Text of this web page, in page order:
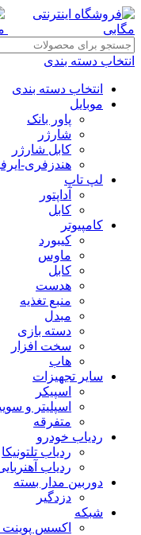
انتخاب دسته بندی
انتخاب دسته بندی
موبایل
پاور بانک
شارژر
کابل شارژر
هندزفری-
لپ تاپ
آداپتور
کابل
کامپیوتر
کیبورد
ماوس
کابل
هدست
منبع تغذیه
مبدل
دسته بازی
سخت افزار
هاب
سایر تجهیزات
اسپیکر
اسپلیتر و
متفرقه
ردیاب خودرو
ردیاب تلتونیکا
ردیاب
دوربین مدار بسته
دزدگیر
شبکه
اکسس پوینت